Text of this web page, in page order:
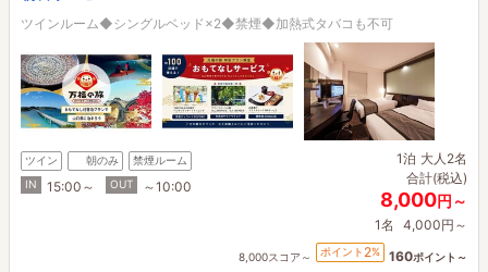
ツインルーム◆シングルベッド×2◆禁煙◆加熱式タバコも不可
ツイン 朝のみ
禁煙ルーム
IN
15:00～ OUT ～10:00
1泊 大人2名
合計(税込)
8,000円～
1名 4,000円～
8,000スコア～ ポイント 2% 160ポイント～